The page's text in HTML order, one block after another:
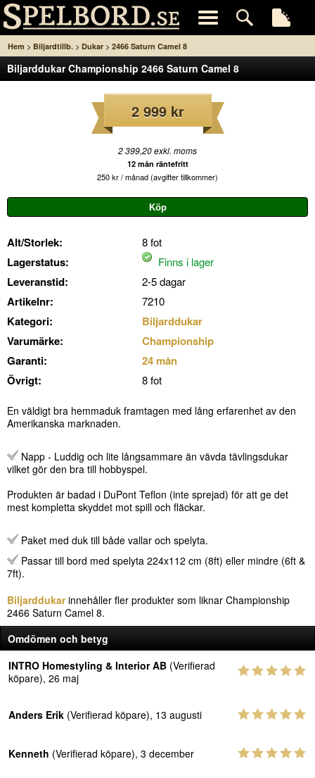
Hem > Biljardtillb. > Dukar > 2466 Saturn Camel 8
Biljarddukar Championship 2466 Saturn Camel 8
2 999 kr
2 399,20 exkl. moms
12 mån räntefritt
250 kr / månad (avgifter tillkommer)
Alt/Storlek: 8 fot
Lagerstatus: Finns i lager
Leveranstid: 2-5 dagar
Artikelnr: 7210
Kategori:
Biljarddukar
Varumärke:
Championship
Garanti:
24 mån
Övrigt:
8 fot
En väldigt bra hemmaduk framtagen med lång erfarenhet av den
Amerikanska marknaden.
Napp - Luddig och lite långsammare än vävda tävlingsdukar
vilket gör den bra till hobbyspel.
Produkten är badad i DuPont Teflon (inte sprejad) för att ge det
mest kompletta skyddet mot spill och fläckar.
Paket med duk till både vallar och spelyta.
Passar till bord med spelyta 224x112 cm (8ft) eller mindre (6ft &
7ft).
Biljarddukarinnehåller fler produkter som liknar Championship
2466 Saturn Camel 8.
Omdömen och betyg
INTRO Homestyling & Interior AB (Verifierad
köpare), 26 maj
Anders Erik (Verifierad köpare), 13 augusti
Kenneth (Verifierad köpare), 3 december